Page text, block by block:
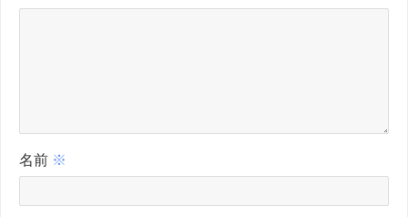
名前 ※